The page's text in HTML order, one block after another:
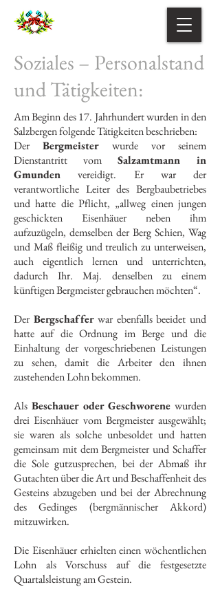
Soziales – Personalstand
und Tätigkeiten:
Am Beginn des 17. Jahrhundert wurden in den
Salzbergen folgende Tätigkeiten beschrieben:
Der Bergmeister wurde vor seinem
Dienstantritt vom Salzamtmann in
Gmunden vereidigt. Er war der
verantwortliche Leiter des Bergbaubetriebes
und hatte die Pflicht, „allweg einen jungen
geschickten Eisenhäuer neben ihm
aufzuzügeln, demselben der Berg Schien, Wag
und Maß fleißig und treulich zu unterweisen,
auch eigentlich lernen und unterrichten,
dadurch Ihr. Maj. denselben zu einem
künftigen Bergmeister gebrauchen möchten“.
Der Bergschafferwar ebenfalls beeidet und
hatte auf die Ordnung im Berge und die
Einhaltung der vorgeschriebenen Leistungen
zu sehen, damit die Arbeiter den ihnen
zustehenden Lohn bekommen.
Als Beschauer oder Geschworene wurden
drei Eisenhäuer vom Bergmeister ausgewählt;
sie waren als solche unbesoldet und hatten
gemeinsam mit dem Bergmeister und Schaffer
die Sole gutzusprechen, bei der Abmaß ihr
Gutachten über die Art und Beschaffenheit des
Gesteins abzugeben und bei der Abrechnung
des Gedinges (bergmännischer Akkord)
mitzuwirken.
Die Eisenhäuer erhielten einen wöchentlichen
Lohn als Vorschuss auf die festgesetzte
Quartalsleistung am Gestein.